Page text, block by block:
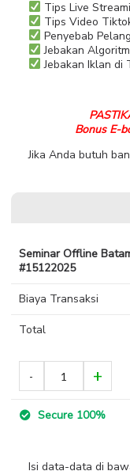
Tips Live
Tips Video
Penyebab
Jebakan
Jebakan Iklan di
Bonus E-
Jika Anda butuh
Seminar Offline
#15122025
Biaya Transaksi
Total
Secure 100%
Isi data-data di